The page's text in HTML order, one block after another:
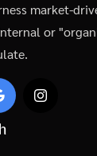
market-
or